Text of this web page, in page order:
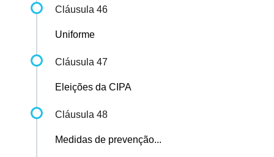
Cláusula 46
Uniforme
Cláusula 47
Eleições da CIPA
Cláusula 48
Medidas de prevenção...